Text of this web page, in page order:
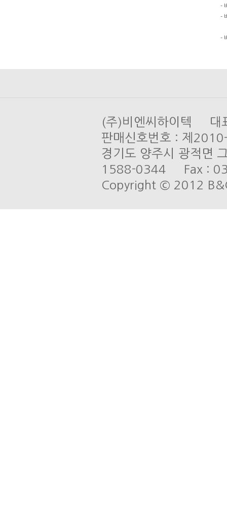
-
-
-
(주)비엔씨하이텍
판매신호번호 : 제
경기도 양주시 광적
1588-0344 Fax :
Copyright © 2012